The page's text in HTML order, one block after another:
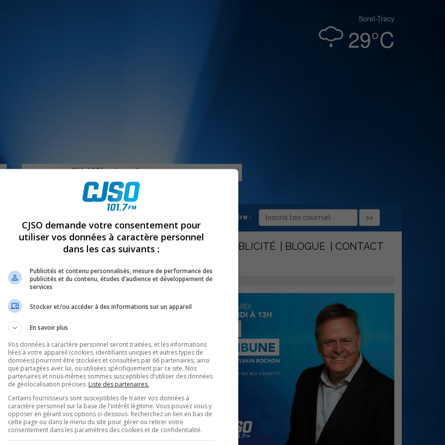
Sorel-Tracy
29°C
manquer à Sorel-Tracy et la région, abonne-toi à notre infolettre :
OPINION ÉMISSIONS CONCOURS PUBLICITÉ BLOGUE CONTACT
N’EST NÉGLIGÉ POUR LA PÉDIATRIE ASSURE LE DR JOCELYN
PARTAGEZ
– Pénuerie pédiatres
les
flèches
haut/bas
pour
.
CJSO demande votre consentement pour
utiliser vos données à caractère personnel
dans les cas suivants :
Publicités et contenu personnalisés, mesure de performance des
publicités et du contenu, études d’audience et développement de
services
Stocker et/ou accéder à des informations sur un appareil
En savoir plus
Vos données à caractère personnel seront traitées, et les informations
liées à votre appareil (cookies, identifiants uniques et autres types de
données) pourront être stockées et consultées par 66 partenaires, ainsi
que partagées avec lui, ou utilisées spécifiquement par ce site. Nos
partenaires et nous-mêmes sommes susceptibles d'utiliser des données
de géolocalisation précises. Liste des partenaires.
Certains fournisseurs sont susceptibles de traiter vos données à
caractère personnel sur la base de l'intérêt légitime. Vous pouvez vous y
opposer en gérant vos options ci-dessous. Recherchez un lien en bas de
cette page ou dans le menu du site pour gérer ou retirer votre
consentement dans les paramètres des cookies et de confidentialité.